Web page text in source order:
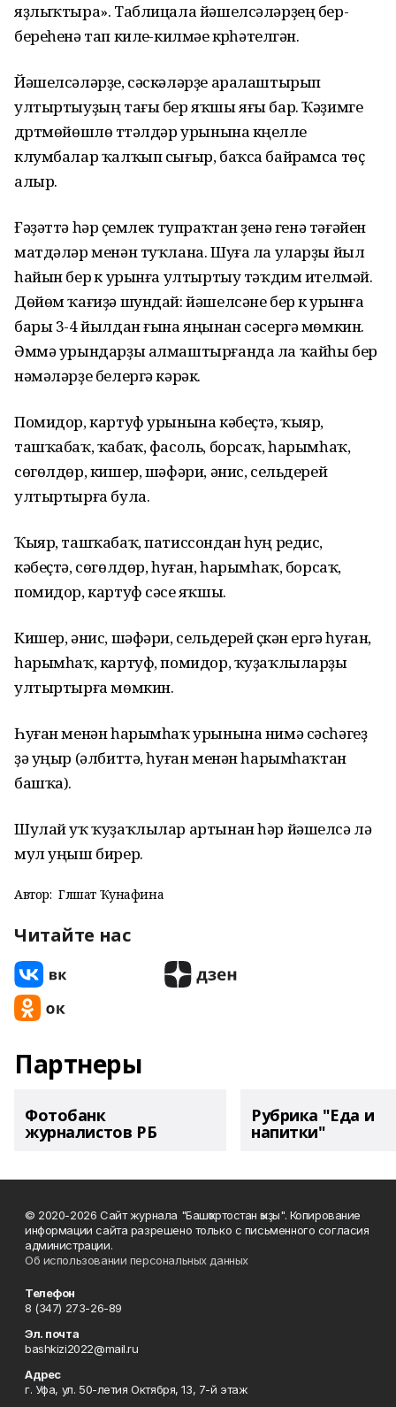
яҙлыҡтыра». Таблицала йәшел­сәләрҙең бер-
береһенә тап килеү-килмәүе күрһәтелгән.
Йәшелсәләрҙе, сәскәләрҙе аралаштырып
ултыртыуҙың тағы бер яҡшы яғы бар. Ҡәҙимге
дүртмөйөшлө түтәлдәр урынына күңелле
клумбалар ҡалҡып сығыр, баҡса байрамса төҫ
алыр.
Ғәҙәттә һәр үҫемлек тупраҡтан үҙенә генә тәғәйен
матдәләр менән туҡлана. Шуға ла уларҙы йыл
һайын бер үк урынға ултыртыу тәҡдим ителмәй.
Дөйөм ҡағиҙә шундай: йәшелсәне бер үк урынға
бары 3-4 йылдан ғына яңынан сәсергә мөмкин.
Әммә урындарҙы алмаштырғанда ла ҡайһы бер
нәмәләрҙе белергә кәрәк.
Помидор, картуф урынына кәбеҫтә, ҡыяр,
ташҡабаҡ, ҡабаҡ, фасоль, борсаҡ, һарымһаҡ,
сөгөлдөр, кишер, шәфәри, әнис, сельдерей
ултыртырға була.
Ҡыяр, ташҡабаҡ, патиссондан һуң редис,
кәбеҫтә, сөгөлдөр, һуған, һарымһаҡ, борсаҡ,
помидор, картуф сәсеү яҡшы.
Кишер, әнис, шәфәри, сельдерей үҫкән ергә һуған,
һарымһаҡ, картуф, помидор, ҡуҙаҡлыларҙы
ултыртырға мөмкин.
Һуған менән һарымһаҡ урынына нимә сәсһәгеҙ
ҙә уңыр (әлбиттә, һуған менән һарымһаҡтан
башҡа).
Шулай уҡ ҡуҙаҡлылар артынан һәр йәшелсә лә
мул уңыш бирер.
Автор: Гөлшат Ҡунафина
Читайте нас
Партнеры
Фотобанк
журналистов РБ
Рубрика "Еда и
напитки"
© 2020-2026 Сайт журнала "Башҡортостан ҡыҙы". Копирование
информации сайта разрешено только с письменного согласия
администрации.
Об использовании персональных данных
Телефон
8 (347) 273-26-89
Эл. почта
bashkizi2022@mail.ru
Адрес
г. Уфа, ул. 50-летия Октября, 13, 7-й этаж